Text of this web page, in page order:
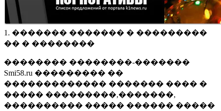
1. ������� ������� � ���������
�� � ��������
�������� ��������-�������
Smi58.ru ��������� ��
������������� ������� ���� �
����� ���������,�������,
���������� ����� ������ �����